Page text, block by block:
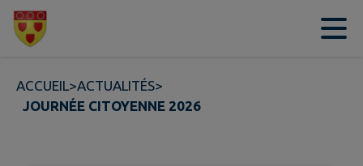
Contenu
ACCUEIL>ACTUALITÉS>
JOURNÉE CITOYENNE 2026